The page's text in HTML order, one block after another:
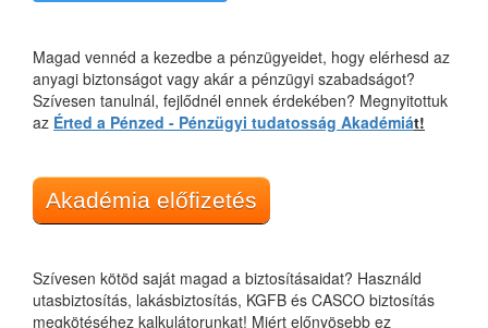
Magad vennéd a kezedbe a pénzügyeidet, hogy elérhesd az
anyagi biztonságot vagy akár a pénzügyi szabadságot?
Szívesen tanulnál, fejlődnél ennek érdekében? Megnyitottuk
az Érted a Pénzed - Pénzügyi tudatosság Akadémiát!
Akadémia előfizetés
Szívesen kötöd saját magad a biztosításaidat? Használd
utasbiztosítás, lakásbiztosítás, KGFB és CASCO biztosítás
megkötéséhez kalkulátorunkat! Miért előnyösebb ez